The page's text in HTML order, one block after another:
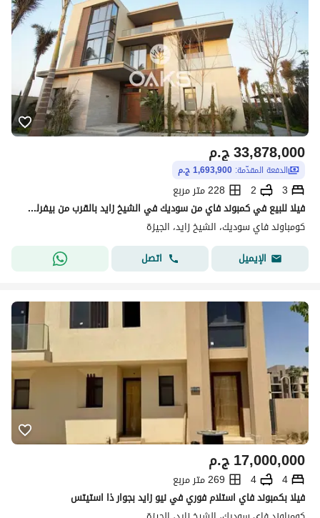
ج.م33,878,000
الدفعة المقدّمة: 1,693,900 ج.م
3
2
228 متر مربع
فيلا للبيع في كمبوند فاي من سوديك في الشيخ زايد بالقرب من بيفرلي هيلز بالتقسيط علي 10 سنوات
كومباوند فاي سوديك، الشيخ زايد، الجيزة
الإيميل
اتصل
ج.م17,000,000
4
4
269 متر مربع
فيلا بكمبوند فاي استلام فوري في نيو زايد بجوار ذا استيتس